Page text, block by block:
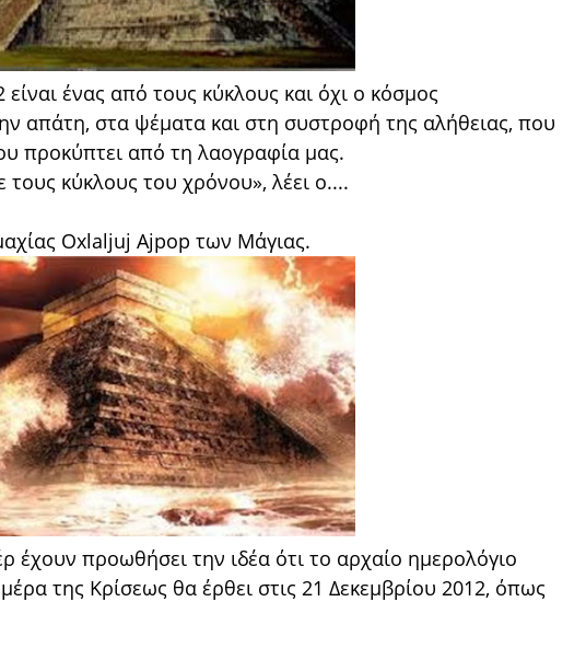
ένας από τους κύκλους και όχι ο κόσμος
απάτη, στα ψέματα και στη συστροφή της αλήθειας, που
προκύπτει από τη λαογραφία μας.
τους κύκλους του χρόνου», λέει ο....
Oxlaljuj Ajpop των Μάγιας.
έχουν προωθήσει την ιδέα ότι το αρχαίο ημερολόγιο
της Κρίσεως θα έρθει στις 21 Δεκεμβρίου 2012, όπως